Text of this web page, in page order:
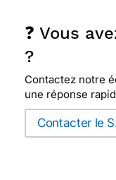
❓ Vous
?
Contactez notre
une réponse
Contacter le